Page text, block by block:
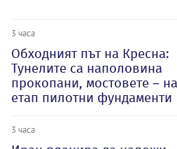
3 часа
Обходният път на Кресна:
Тунелите са наполовина
прокопани, мостовете – на
етап пилотни фундаменти
3 часа